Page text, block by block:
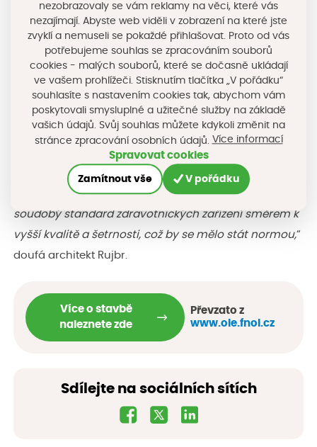
nemocniční stavbu v pasivním energetickém
standardu a jsou zde poprvé v České republice
použity chlazené stropy. Budova je šetrná nejen
energeticky, ale také ve vztahu ke svým uživatelům.
Ergonomické rozložení provozů a spojovací tunely
ušetří čas a energii zdravotníkům stejně jako zařízení
usnadňující manipulaci s nadměrně obézními
pacienty. Budova je vybavena kontrastním LED
osvětlením usnadňujícím orientaci osobám s
poruchami zraku. Vznikla stavba, která posouvá
soudobý standard zdravotnických zařízení směrem k
vyšší kvalitě a šetrnosti, což by se mělo stát normou,“
doufá architekt Rujbr.
Více o stavbě
naleznete zde
Převzato z
www.ole.fnol.cz
Sdílejte na sociálních sítích
nezobrazovaly se vám reklamy na věci, které vás
nezajímají. Abyste web viděli v zobrazení na které jste
zvyklí a nemuseli se pokaždé přihlašovat. Proto od vás
potřebujeme souhlas se zpracováním souborů
cookies - malých souborů, které se dočasně ukládají
ve vašem prohlížeči. Stisknutím tlačítka „V pořádku“
souhlasíte s nastavením cookies tak, abychom vám
poskytovali smysluplné a užitečné služby na základě
vašich údajů. Svůj souhlas můžete kdykoli změnit na
stránce zpracování osobních údajů. Více informací
Spravovat cookies
Zamítnout vše V pořádku